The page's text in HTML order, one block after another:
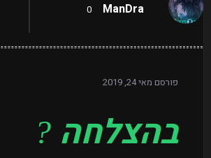
ManDra
0
פורסם מאי 24, 2019
בהצלחה ?